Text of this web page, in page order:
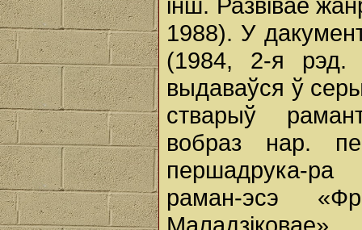
1988). У
(1984, 2-я рэд.
выдаваўся ў
стварыў
вобраз нар.
першадрука-ра
раман-эсэ